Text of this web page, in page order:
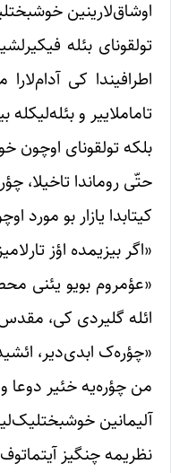
اوشاق‌لارینین
تولقونای بئله
اطرافیندا کی
تاماملاییر و
بلکه تولقونای
حتّی روماندا تاخیلا،
کیتابدا یازار بو مورد
«اگر بیزیمده اؤز
«عؤمروم بویو یئنی
ائله گلیردی کی، مقدس
«چؤره‌ک ابدی‌دیر،
من چؤره‌یه خئیر دوعا
آلیمانین
نظریمه چنگیز